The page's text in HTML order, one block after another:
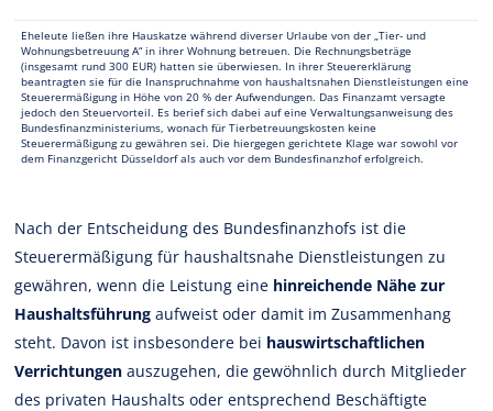
Eheleute ließen ihre Hauskatze während diverser Urlaube von der „Tier- und
Wohnungsbetreuung A“ in ihrer Wohnung betreuen. Die Rechnungsbeträge
(insgesamt rund 300 EUR) hatten sie überwiesen. In ihrer Steuererklärung
beantragten sie für die Inanspruchnahme von haushaltsnahen Dienstleistungen eine
Steuerermäßigung in Höhe von 20 % der Aufwendungen. Das Finanzamt versagte
jedoch den Steuervorteil. Es berief sich dabei auf eine Verwaltungsanweisung des
Bundesfinanzministeriums, wonach für Tierbetreuungskosten keine
Steuerermäßigung zu gewähren sei. Die hiergegen gerichtete Klage war sowohl vor
dem Finanzgericht Düsseldorf als auch vor dem Bundesfinanzhof erfolgreich.
Nach der Entscheidung des Bundesfinanzhofs ist die
Steuerermäßigung für haushaltsnahe Dienstleistungen zu
gewähren, wenn die Leistung eine hinreichende Nähe zur
Haushaltsführungaufweist oder damit im Zusammenhang
steht. Davon ist insbesondere bei hauswirtschaftlichen
Verrichtungen auszugehen, die gewöhnlich durch Mitglieder
des privaten Haushalts oder entsprechend Beschäftigte